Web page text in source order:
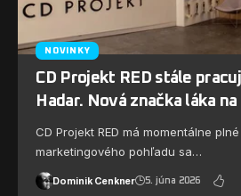
NOVINKY
CD Projekt RED stále
Hadar. Nová značka láka
CD Projekt RED má momentálne
marketingového pohľadu sa…
Dominik Cenkner 5. júna 2026